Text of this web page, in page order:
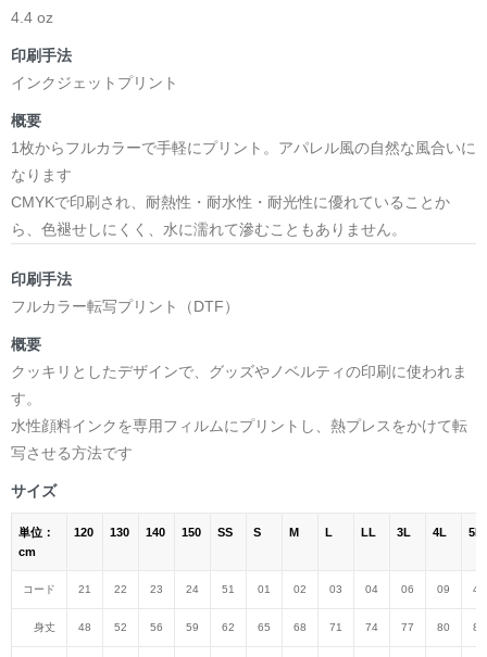
4.4 oz
印刷手法
インクジェットプリント
概要
1枚からフルカラーで手軽にプリント。アパレル風の自然な風合いに
なります
CMYKで印刷され、耐熱性・耐水性・耐光性に優れていることか
ら、色褪せしにくく、水に濡れて滲むこともありません。
印刷手法
フルカラー転写プリント（DTF）
概要
クッキリとしたデザインで、グッズやノベルティの印刷に使われま
す。
水性顔料インクを専用フィルムにプリントし、熱プレスをかけて転
写させる方法です
サイズ
単位：
cm
120 130 140 150 SS S M L LL 3L 4L 5L
コード 21 22 23 24 51 01 02 03 04 06 09 47
身丈 48 52 56 59 62 65 68 71 74 77 80 82